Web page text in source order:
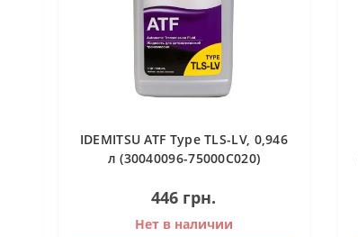
IDEMITSU ATF Type TLS-LV, 0,946
л (30040096-75000C020)
АКПП
446 грн.
Нет в наличии